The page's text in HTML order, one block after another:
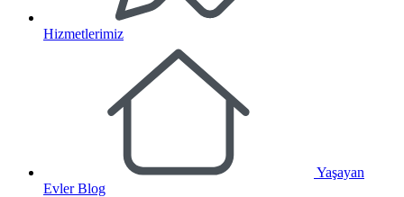
Hizmetlerimiz
Yaşayan
Evler Blog